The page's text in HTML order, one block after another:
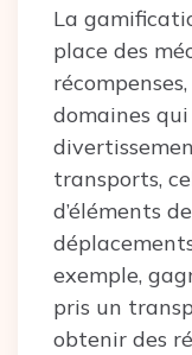
La
place des
domaines
transports,
d’éléments
exemple,
pris un
obtenir des